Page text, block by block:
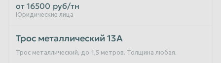
Юридические лица
от 16500 руб/тн
Трос металлический 13А
Трос металлический, до 1,5 метров. Толщина любая.